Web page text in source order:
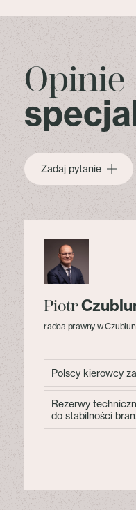
Opinie
Zadaj pytanie
Piotr
radca prawny w
Polscy kierowcy
Rezerwy
do stabilności